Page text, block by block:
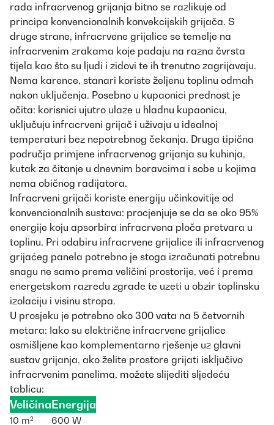
rada infracrvenog grijanja bitno se razlikuje od
principa konvencionalnih konvekcijskih grijača. S
druge strane, infracrvene grijalice se temelje na
infracrvenim zrakama koje padaju na razna čvrsta
tijela kao što su ljudi i zidovi te ih trenutno zagrijavaju.
Nema karence, stanari koriste željenu toplinu odmah
nakon uključenja. Posebno u kupaonici prednost je
očita: korisnici ujutro ulaze u hladnu kupaonicu,
uključuju infracrveni grijač i uživaju u idealnoj
temperaturi bez nepotrebnog čekanja. Druga tipična
područja primjene infracrvenog grijanja su kuhinja,
kutak za čitanje u dnevnim boravcima i sobe u kojima
nema običnog radijatora.
Infracrveni grijači koriste energiju učinkovitije od
konvencionalnih sustava: procjenjuje se da se oko 95%
energije koju apsorbira infracrvena ploča pretvara u
toplinu. Pri odabiru infracrvene grijalice ili infracrvenog
grijaćeg panela potrebno je stoga izračunati potrebnu
snagu ne samo prema veličini prostorije, već i prema
energetskom razredu zgrade te uzeti u obzir toplinsku
izolaciju i visinu stropa.
U prosjeku je potrebno oko 300 vata na 5 četvornih
metara: Iako su električne infracrvene grijalice
osmišljene kao komplementarno rješenje uz glavni
sustav grijanja, ako želite prostore grijati isključivo
infracrvenim panelima, možete slijediti sljedeću
tablicu:
Veličina Energija
10 m² 600 W